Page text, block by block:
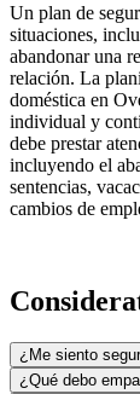
Un plan de
situaciones,
abandonar una
relación. La
doméstica en
individual y
debe prestar
incluyendo el
sentencias,
cambios de
¿Me siento
¿Qué debo